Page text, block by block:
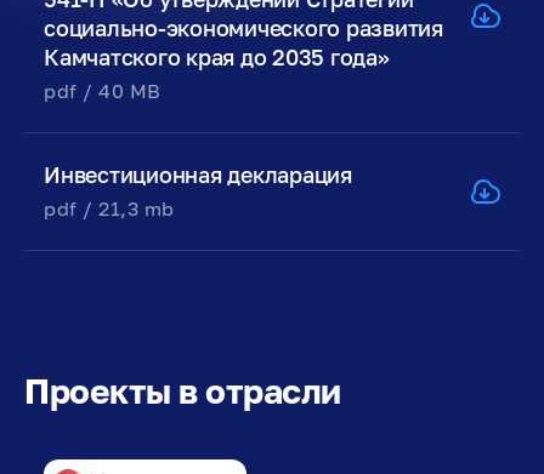
социально-экономического развития
Камчатского края до 2035 года»
pdf / 40 MB
Инвестиционная декларация
pdf / 21,3 mb
Проекты в отрасли